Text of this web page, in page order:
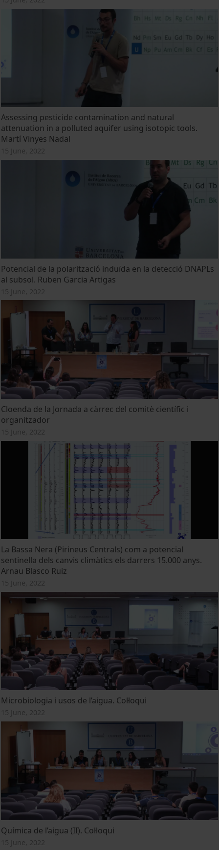
Assessing pesticide contamination and natural
attenuation in a polluted aquifer using isotopic tools.
Martí Vinyes Nadal
15 June, 2022
Potencial de la polarització induïda en la detecció DNAPLs
al subsol. Ruben Garcia Artigas
15 June, 2022
Cloenda de la Jornada a càrrec del comitè científic i
organitzador
15 June, 2022
La Bassa Nera (Pirineus Centrals) com a potencial
sentinella dels canvis climàtics els darrers 15.000 anys.
Arnau Blasco Ruiz
15 June, 2022
Microbiologia i usos de l’aigua. Col·loqui
15 June, 2022
Química de l’aigua (II). Col·loqui
15 June, 2022